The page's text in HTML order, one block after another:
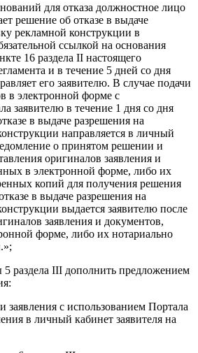
для отказа должностное лицо
решение об отказе в выдаче
рекламной конструкции в
ссылкой на основания
16 раздела II настоящего
и в течение 5 дней со дня
его заявителю. В случае подачи
в электронной форме с
заявителю в течение 1 дня со дня
в выдаче разрешения на
направляется в личный
о принятом решении и
оригиналов заявления и
в электронной форме, либо их
копий для получения решения
в выдаче разрешения на
выдается заявителю после
заявления и документов,
форме, либо их нотариально
5 раздела III дополнить предложением
заявления с использованиемПортала
в личный кабинет заявителя на